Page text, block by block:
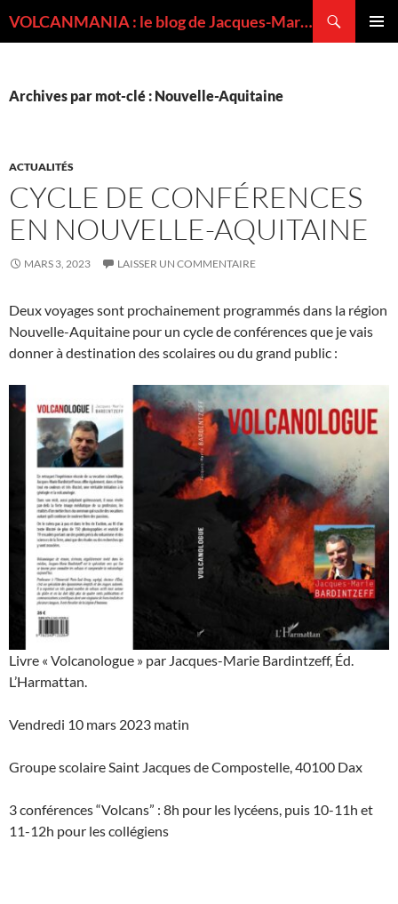
VOLCANMANIA : le blog de Jacques-Marie BARDINTZEFF, volcanologue
Archives par mot-clé : Nouvelle-Aquitaine
ACTUALITÉS
CYCLE DE CONFÉRENCES
EN NOUVELLE-AQUITAINE
MARS 3, 2023 LAISSER UN COMMENTAIRE
Deux voyages sont prochainement programmés dans la région
Nouvelle-Aquitaine pour un cycle de conférences que je vais
donner à destination des scolaires ou du grand public :
Livre « Volcanologue » par Jacques-Marie Bardintzeff, Éd.
L’Harmattan.
Vendredi 10 mars 2023 matin
Groupe scolaire Saint Jacques de Compostelle, 40100 Dax
3 conférences “Volcans” : 8h pour les lycéens, puis 10-11h et
11-12h pour les collégiens